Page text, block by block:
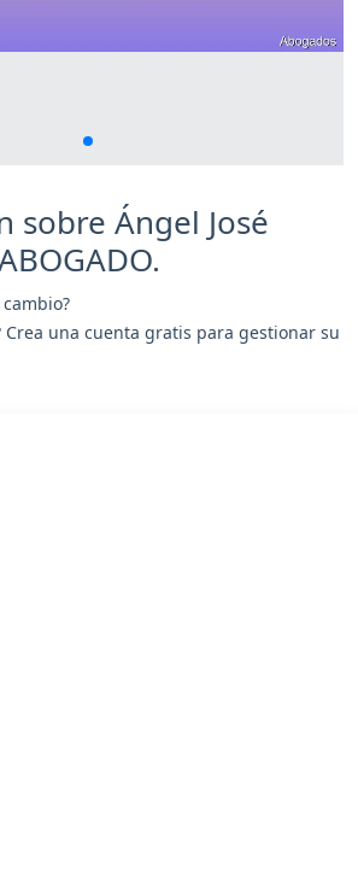
sobre Ángel José
Crea una cuenta gratis para gestionar su